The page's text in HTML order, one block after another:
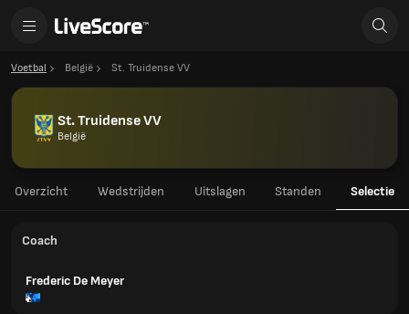
Voetbal België St. Truidense VV
St. Truidense VV
België
Overzicht Wedstrijden Uitslagen Standen Selectie
Coach
Frederic De Meyer